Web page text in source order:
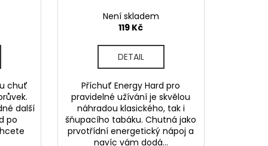
chuť
další
po
Není skladem
119 Kč
DETAIL
Příchuť Energy Hard pro
pravidelné užívání je skvělou
náhradou klasického, tak i
šňupacího tabáku. Chutná jako
prvotřídní energetický nápoj a
navíc vám dodá...